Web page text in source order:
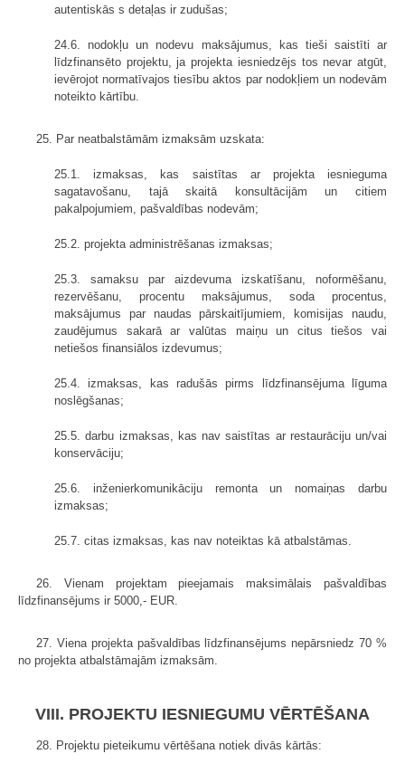
autentiskās s detaļas ir zudušas;
24.6. nodokļu un nodevu maksājumus, kas tieši saistīti ar
līdzfinansēto projektu, ja projekta iesniedzējs tos nevar atgūt,
ievērojot normatīvajos tiesību aktos par nodokļiem un nodevām
noteikto kārtību.
25. Par neatbalstāmām izmaksām uzskata:
25.1. izmaksas, kas saistītas ar projekta iesnieguma
sagatavošanu, tajā skaitā konsultācijām un citiem
pakalpojumiem, pašvaldības nodevām;
25.2. projekta administrēšanas izmaksas;
25.3. samaksu par aizdevuma izskatīšanu, noformēšanu,
rezervēšanu, procentu maksājumus, soda procentus,
maksājumus par naudas pārskaitījumiem, komisijas naudu,
zaudējumus sakarā ar valūtas maiņu un citus tiešos vai
netiešos finansiālos izdevumus;
25.4. izmaksas, kas radušās pirms līdzfinansējuma līguma
noslēgšanas;
25.5. darbu izmaksas, kas nav saistītas ar restaurāciju un/vai
konservāciju;
25.6. inženierkomunikāciju remonta un nomaiņas darbu
izmaksas;
25.7. citas izmaksas, kas nav noteiktas kā atbalstāmas.
26. Vienam projektam pieejamais maksimālais pašvaldības
līdzfinansējums ir 5000,- EUR.
27. Viena projekta pašvaldības līdzfinansējums nepārsniedz 70 %
no projekta atbalstāmajām izmaksām.
VIII. PROJEKTU IESNIEGUMU VĒRTĒŠANA
28. Projektu pieteikumu vērtēšana notiek divās kārtās: